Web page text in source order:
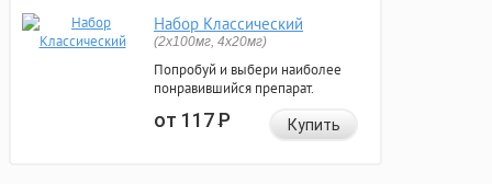
Набор Классический
(2x100мг, 4x20мг)
Попробуй и выбери наиболее
понравившийся препарат.
от 117Р Купить